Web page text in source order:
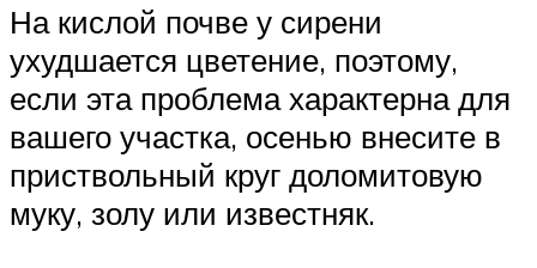
На кислой почве у сирени
ухудшается цветение, поэтому,
если эта проблема характерна для
вашего участка, осенью внесите в
приствольный круг доломитовую
муку, золу или известняк.